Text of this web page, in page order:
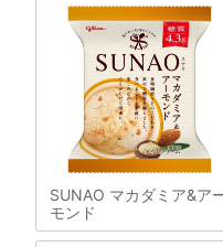
SUNAO マカダミア&ア
モンド